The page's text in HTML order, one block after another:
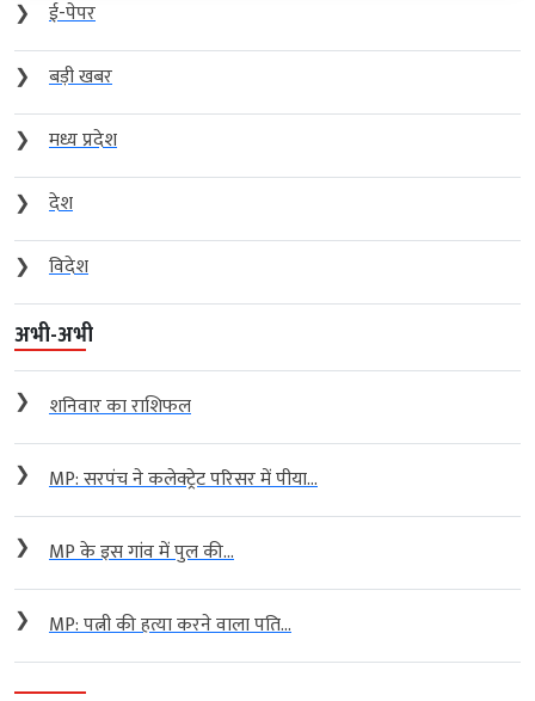
❯
ई-पेपर
❯
बड़ी खबर
❯
मध्य प्रदेश
❯
देश
❯
विदेश
अभी-अभी
❯ शनिवार का राशिफल
❯ MP: सरपंच ने कलेक्ट्रेट परिसर में पीया...
❯ MP के इस गांव में पुल की...
❯ MP: पत्नी की हत्या करने वाला पति...